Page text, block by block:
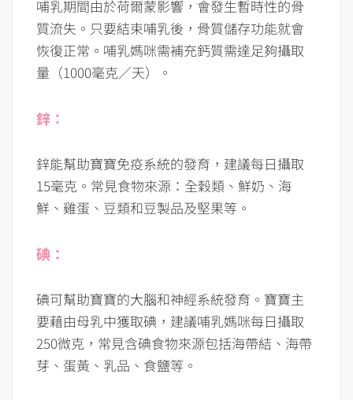
哺乳期間由於荷爾蒙影響，會發生暫時性的骨
質流失。只要結束哺乳後，骨質儲存功能就會
恢復正常。哺乳媽咪需補充鈣質需達足夠攝取
量（1000毫克／天）。
鋅：
鋅能幫助寶寶免疫系統的發育，建議每日攝取
15毫克。常見食物來源：全穀類、鮮奶、海
鮮、雞蛋、豆類和豆製品及堅果等。
碘：
碘可幫助寶寶的大腦和神經系統發育。寶寶主
要藉由母乳中獲取碘，建議哺乳媽咪每日攝取
250微克，常見含碘食物來源包括海帶結、海帶
芽、蛋黃、乳品、食鹽等。